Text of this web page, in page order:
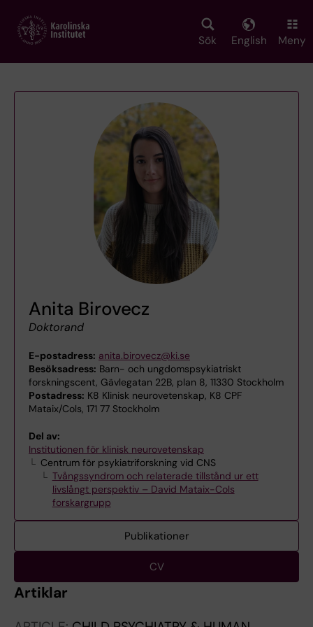
main
Sök English Meny
Anita Birovecz
Doktorand
E-postadress: anita.birovecz@ki.se
Besöksadress: Barn- och ungdomspsykiatriskt
forskningscent, Gävlegatan 22B, plan 8, 11330 Stockholm
Postadress: K8 Klinisk neurovetenskap, K8 CPF
Mataix/Cols, 171 77 Stockholm
Del av:
Institutionen för klinisk neurovetenskap
Centrum för psykiatriforskning vid CNS
Tvångssyndrom och relaterade tillstånd ur ett
livslångt perspektiv – David Mataix-Cols
forskargrupp
Publikationer
CV
Artiklar